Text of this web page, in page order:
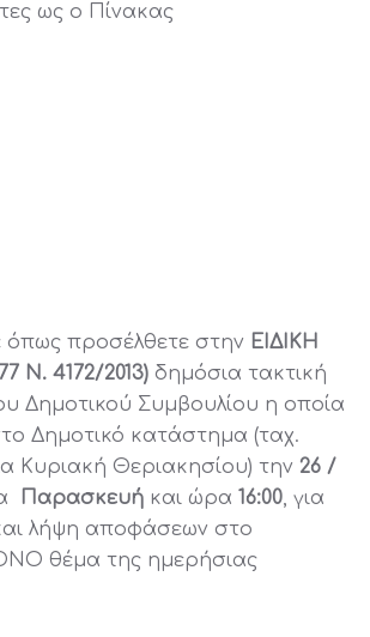
ως ο Πίνακας
όπως προσέλθετε στην ΕΙΔΙΚΗ
Ν. 4172/2013) δημόσια τακτική
Δημοτικού Συμβουλίου η οποία
Δημοτικό κατάστημα (ταχ.
Κυριακή Θεριακησίου) την 26 /
Παρασκευή και ώρα 16:00, για
λήψη αποφάσεων στο
θέμα της ημερήσιας